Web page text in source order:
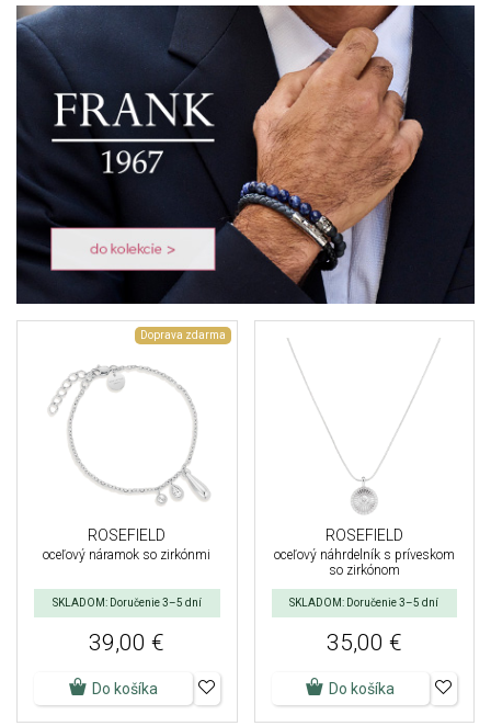
Doprava zdarma
ROSEFIELD
oceľový náramok so zirkónmi
SKLADOM: Doručenie 3–5 dní
39,00 €
Do košíka
ROSEFIELD
oceľový náhrdelník s príveskom
so zirkónom
SKLADOM: Doručenie 3–5 dní
35,00 €
Do košíka